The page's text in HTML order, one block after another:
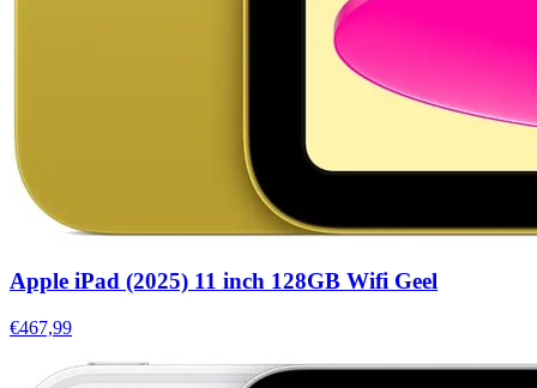
Apple iPad (2025) 11 inch 128GB Wifi Geel
€467,99